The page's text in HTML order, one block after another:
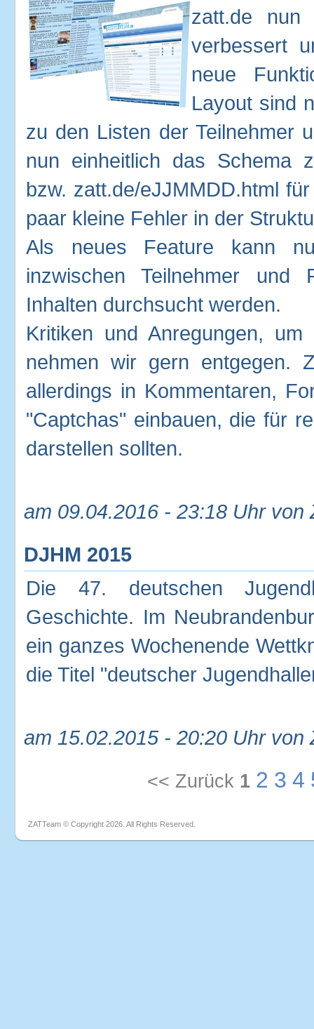
zatt.de nun
verbessert
neue
Layout sind
zu den Listen der Teilnehmer
nun einheitlich das Schema
bzw. zatt.de/eJJMMDD.html
paar kleine Fehler in der
Als neues Feature kann
inzwischen Teilnehmer
Inhalten durchsucht werden.
Kritiken und Anregungen,
nehmen wir gern entgegen.
allerdings in Kommentaren,
"Captchas" einbauen, die für
darstellen sollten.
am 09.04.2016 - 23:18 Uhr von
DJHM 2015
Die 47. deutschen
Geschichte. Im
ein ganzes Wochenende
die Titel "deutscher
am 15.02.2015 - 20:20 Uhr von
<< Zurück 1 2 3 4
ZATTeam © Copyright 2026. All Rights Reserved.